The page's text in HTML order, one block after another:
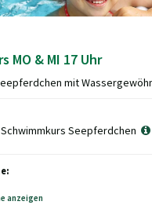
MO & MI 17 Uhr
mit
Seepferdchen
anzeigen